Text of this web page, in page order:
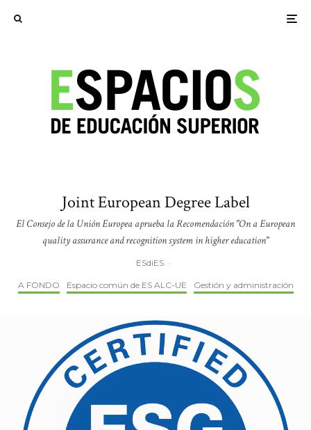
Joint European Degree Label
El Consejo de la Unión Europea aprueba la Recomendación "On a European
quality assurance and recognition system in higher education"
ESdiES ·
A FONDO Espacio común de ES ALC-UE Gestión y administración